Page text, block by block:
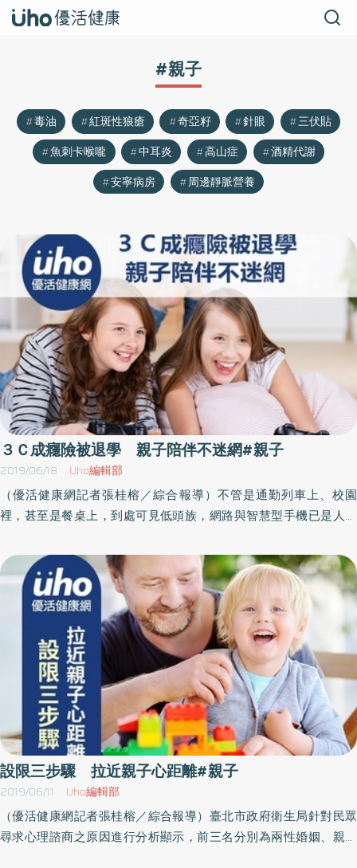
#親子
毒油 紅斑性狼瘡 奇亞籽 針眼
三伏貼
魚刺卡喉嚨
中耳炎 高山症
酒精代謝
安寧病房
周邊靜脈營養
３Ｃ成癮險被退學 親子陪伴不迷網#親子
2019/06/18 Uho編輯部
（優活健康網記者張桂榕／綜合報導）不管是通勤列車上、校園
裡，甚至是餐桌上，到處可見低頭族，網路與智慧型手機已是人們
逛網站、與人聊天。近年因網路遊戲或網路不當使用而求診身心科
的患者有增加的趨勢，台南市立醫院身心科粟寧醫師表示，曾有名
高三男學生由家長陪同看診，男學生不論在家或上學整天手機不離
手，沉溺在網路遊戲中，連上課時也在打電玩，造成課業表現不
佳，甚至被記過險被退學。個案的父母都有工作，對小孩管教態度
不一致，造成個案無所適從。夫妻長期意見分歧而時有爭執，對彼
此也產生不滿，更難對小孩有一致的約束目標，因此有「電玩失
調」也有輕度憂鬱症的個案，覺得這是他可以掌控的世界，包括掌
控「玩遊戲」這件事，藉由電玩逃避凝重的家庭氣氛。2018年世界
衛生組織（WHO）在第11版的《國際疾病分類》（ICD-11）中，已經
正式將「電玩失調」（gaming disorder，或稱為遊戲障礙）定義成
一種疾病。2018年國衛院首次進行青少年網路遊戲成癮盛行率調
查，結果發現台灣網路遊戲成癮盛行率大約為3.1%。沉迷於電玩 是
轉移注意力的精神寄託粟寧醫師表示，大部分「電玩失調」的個
案，可能合併其他身心狀況，比如憂鬱症、社交焦慮症、過動症
設限三步驟 拉近親子心距離#親子
2019/06/11 Uho編輯部
（優活健康網記者張桂榕／綜合報導）臺北市政府衛生局針對民眾
尋求心理諮商之原因進行分析顯示，前三名分別為兩性婚姻、親子